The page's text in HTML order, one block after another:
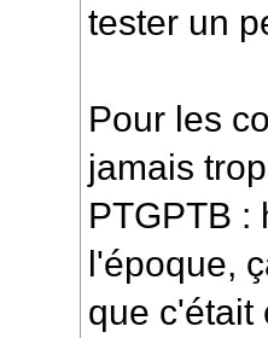
tester un
Pour les
jamais
PTGPTB :
l'époque,
que c'était